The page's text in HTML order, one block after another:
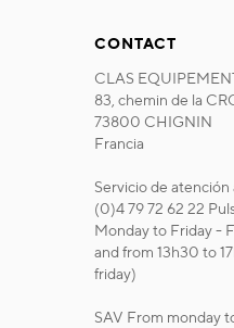
CONTACT
CLAS
83, chemin de la
73800 CHIGNIN
Francia
Servicio de atención
(0)4 79 72 62 22
Monday to Friday -
and from 13h30 to
friday)
SAV From monday